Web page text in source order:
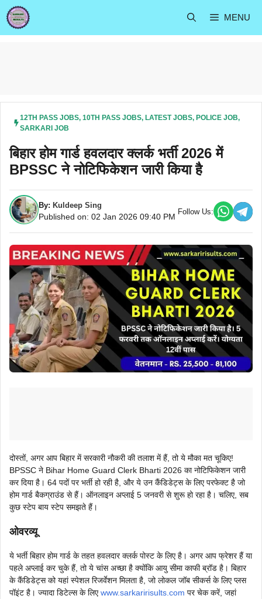
Skip
to
content
MENU
12TH PASS JOBS, 10TH PASS JOBS, LATEST JOBS, POLICE JOB,
SARKARI JOB
बिहार होम गार्ड हवलदार क्लर्क भर्ती 2026 में
BPSSC ने नोटिफिकेशन जारी किया है
By: Kuldeep Sing
Published on: 02 Jan 2026 09:40 PM
Follow Us:
दोस्तों, अगर आप बिहार में सरकारी नौकरी की तलाश में हैं, तो ये मौका मत चूकिए!
BPSSC ने Bihar Home Guard Clerk Bharti 2026 का नोटिफिकेशन जारी
कर दिया है। 64 पदों पर भर्ती हो रही है, और ये उन कैंडिडेट्स के लिए परफेक्ट है जो
होम गार्ड बैकग्राउंड से हैं। ऑनलाइन अप्लाई 5 जनवरी से शुरू हो रहा है। चलिए, सब
कुछ स्टेप बाय स्टेप समझते हैं।
ओवरव्यू
ये भर्ती बिहार होम गार्ड के तहत हवलदार क्लर्क पोस्ट के लिए है। अगर आप फ्रेशर हैं या
पहले अप्लाई कर चुके हैं, तो ये चांस अच्छा है क्योंकि आयु सीमा काफी ब्रॉड है। बिहार
के कैंडिडेट्स को यहां स्पेशल रिजर्वेशन मिलता है, जो लोकल जॉब सीकर्स के लिए प्लस
पॉइंट है। ज्यादा डिटेल्स के लिएwww.sarkaririsults.com पर चेक करें, जहां